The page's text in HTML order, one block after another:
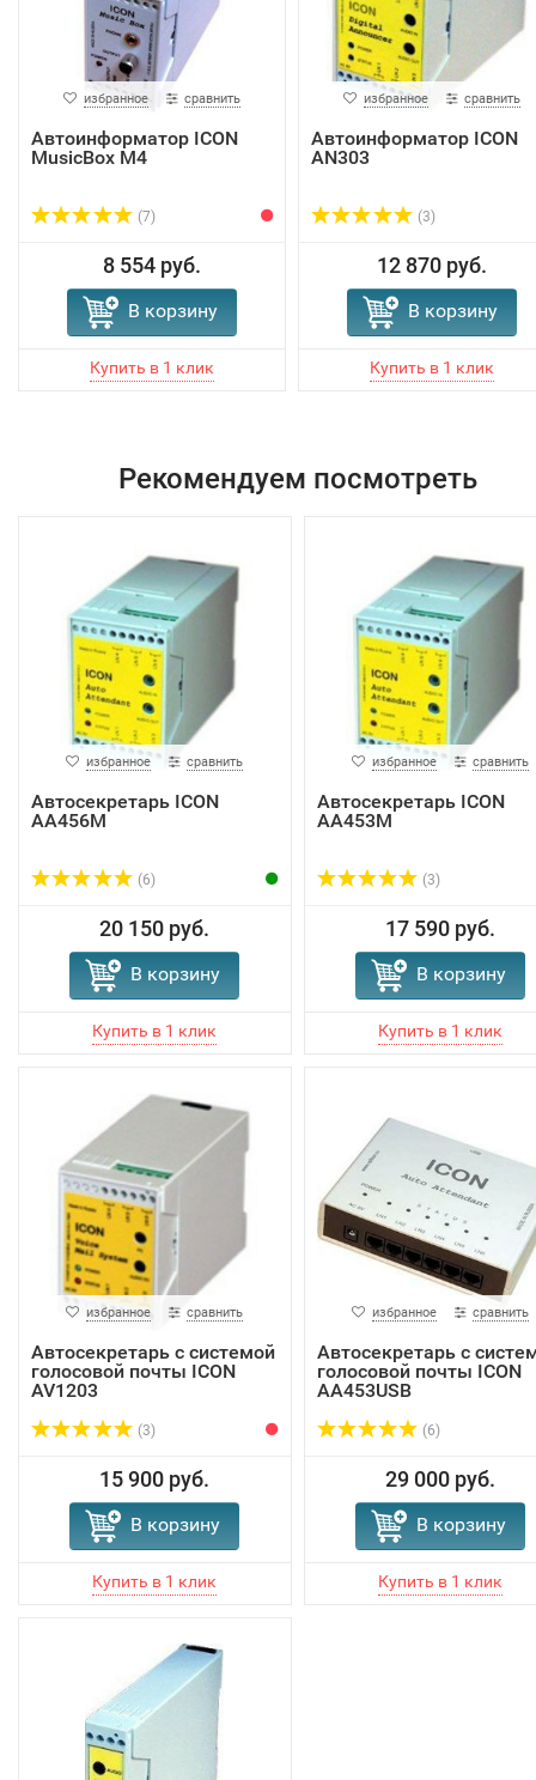
избранное сравнить
Автоинформатор ICON
MusicBox M4
(7)
8 554 руб.
В корзину
избранное сравнить
Автоинформатор ICON
AN303
(3)
12 870 руб.
В корзину
Рекомендуем посмотреть
избранное сравнить
Автосекретарь ICON
AA456M
(6)
20 150 руб.
В корзину
избранное сравнить
Автосекретарь ICON
AA453M
(3)
17 590 руб.
В корзину
избранное сравнить
Автосекретарь с системой
голосовой почты ICON
AV1203
(3)
15 900 руб.
В корзину
избранное сравнить
Автосекретарь с
голосовой почты ICON
AA453USB
(6)
29 000 руб.
В корзину